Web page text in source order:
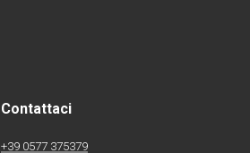
Contattaci
+39 0577 375379